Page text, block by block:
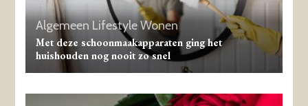
Algemeen Lifestyle Wonen
Met deze schoonmaakapparaten ging het
huishouden nog nooit zo snel